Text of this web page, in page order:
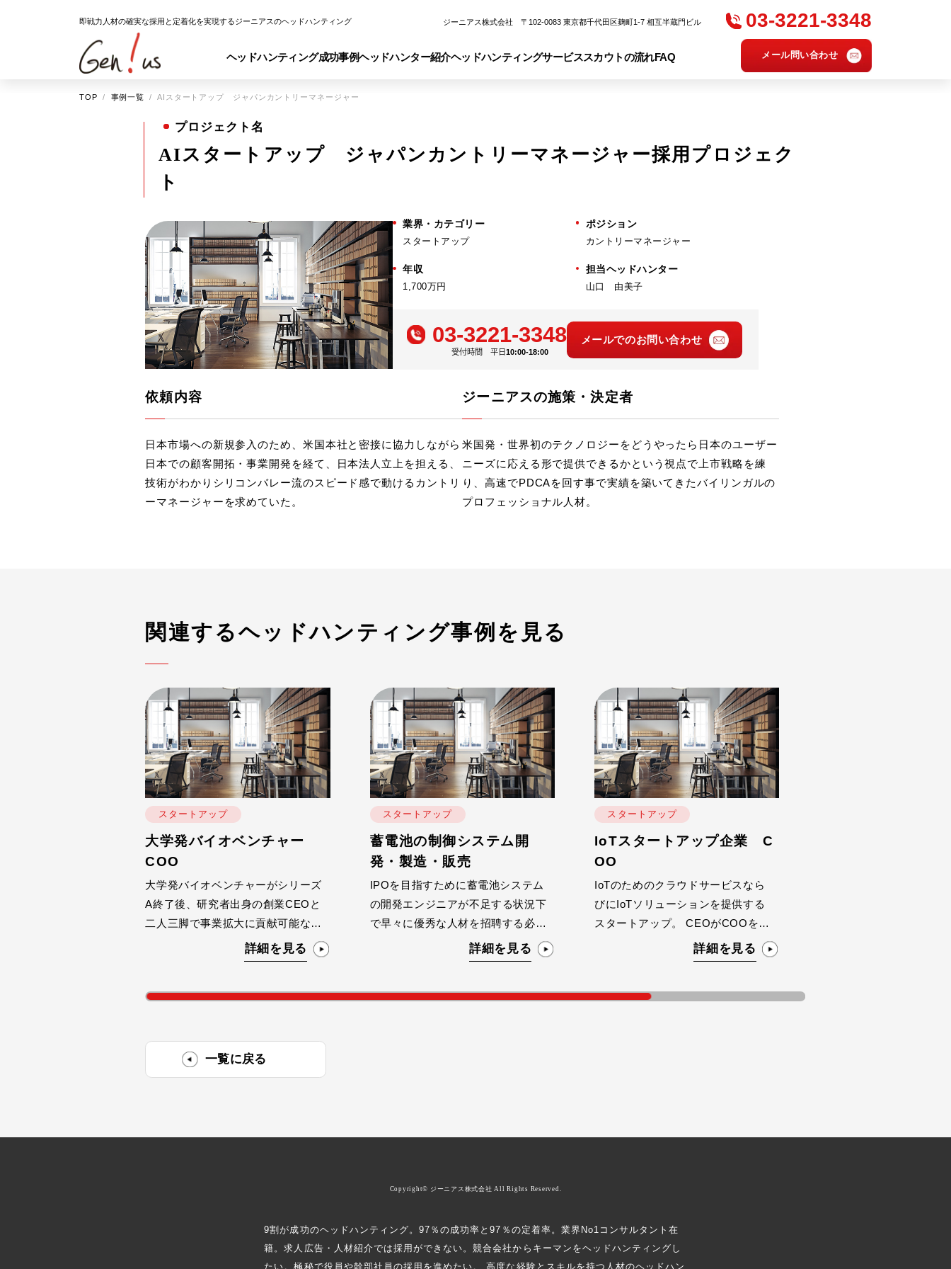
即戦力人材の確実な採用と定着化を実現するジーニアスのヘッドハンティング ジーニアス株式会社 〒102-0083 東京都千代田区麹町1-7 相互半蔵門ビル 03-3221-3348
ヘッドハンティング成功事例ヘッドハンター紹介ヘッドハンティングサービススカウトの流れFAQ メール問い合わせ
TOP 事例一覧 AIスタートアップ ジャパンカントリーマネージャー
プロジェクト名
AIスタートアップ ジャパンカントリーマネージャー採用プロジェク
ト
業界・カテゴリー
スタートアップ
ポジション
カントリーマネージャー
年収
1,700万円
担当ヘッドハンター
山口 由美子
03-3221-3348
受付時間 平日10:00-18:00
メールでのお問い合わせ
依頼内容
日本市場への新規参入のため、米国本社と密接に協力しながら
日本での顧客開拓・事業開発を経て、日本法人立上を担える、
技術がわかりシリコンバレー流のスピード感で動けるカントリ
ーマネージャーを求めていた。
ジーニアスの施策・決定者
米国発・世界初のテクノロジーをどうやったら日本のユーザー
ニーズに応える形で提供できるかという視点で上市戦略を練
り、高速でPDCAを回す事で実績を築いてきたバイリンガルの
プロフェッショナル人材。
関連するヘッドハンティング事例を見る
スタートアップ
大学発バイオベンチャー
COO
大学発バイオベンチャーがシリーズ
A終了後、研究者出身の創業CEOと
二人三脚で事業拡大に貢献可能なC
OO兼CFOを求めていた。創業者を
研究に集中させ、その他経営管理全
詳細を見る
スタートアップ
蓄電池の制御システム開
発・製造・販売
IPOを目指すために蓄電池システム
の開発エンジニアが不足する状況下
で早々に優秀な人材を招聘する必要
があった。大手電機メーカーで蓄電
池システムの経験豊富な人材をター
していた。
詳細を見る
スタートアップ
IoTスタートアップ企業 C
OO
IoTのためのクラウドサービスなら
びにIoTソリューションを提供する
スタートアップ。 CEOがCOOを兼
務している状態であったため、今後
の成長を見据え、IoTビジネスに精
た。
詳細を見る
一覧に戻る
Copyright© ジーニアス株式会社 All Rights Reserved.
9割が成功のヘッドハンティング。97％の成功率と97％の定着率。業界No1コンサルタント在
籍。求人広告・人材紹介では採用ができない。競合会社からキーマンをヘッドハンティングし
たい。極秘で役員や幹部社員の採用を進めたい。 高度な経験とスキルを持つ人材のヘッドハン